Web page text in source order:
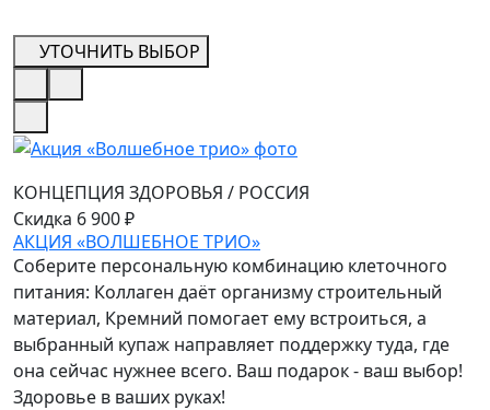
УТОЧНИТЬ ВЫБОР
КОНЦЕПЦИЯ ЗДОРОВЬЯ / РОССИЯ
Скидка 6 900 ₽
АКЦИЯ «ВОЛШЕБНОЕ ТРИО»
Соберите персональную комбинацию клеточного
питания: Коллаген даёт организму строительный
материал, Кремний помогает ему встроиться, а
выбранный купаж направляет поддержку туда, где
она сейчас нужнее всего. Ваш подарок - ваш выбор!
Здоровье в ваших руках!